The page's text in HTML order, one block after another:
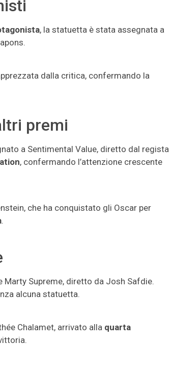
, la statuetta è stata assegnata a
dalla critica, confermando la
premi
a Sentimental Value, diretto dal regista
, confermando l’attenzione crescente
che ha conquistato gli Oscar per
.
Marty Supreme, diretto da Josh Safdie.
alcuna statuetta.
Chalamet, arrivato alla quarta